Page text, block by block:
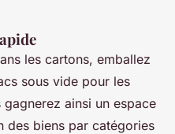
les cartons, emballez
sous vide pour les
ainsi un espace
des biens par catégories